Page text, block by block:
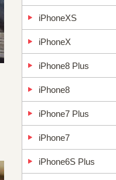
iPhoneXS
iPhoneX
iPhone8 Plus
iPhone8
iPhone7 Plus
iPhone7
iPhone6S Plus